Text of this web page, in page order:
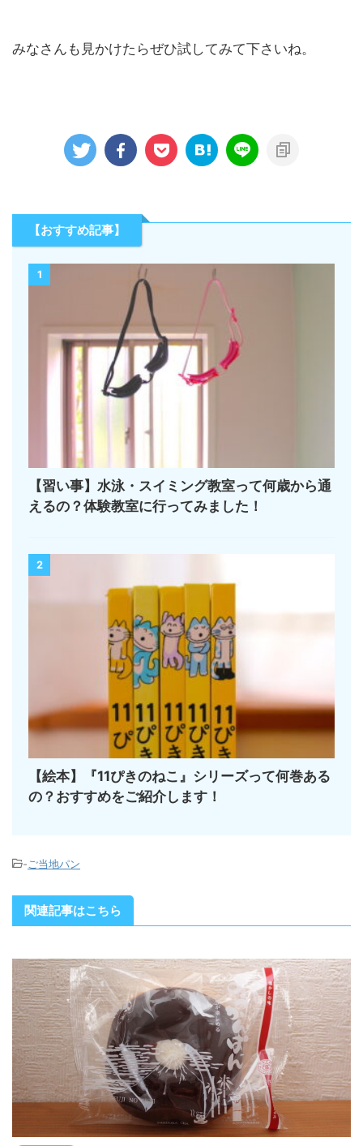
みなさんも見かけたらぜひ試してみて下さいね。
【おすすめ記事】
1
【習い事】水泳・スイミング教室って何歳から通
えるの？体験教室に行ってみました！
2
【絵本】『11ぴきのねこ』シリーズって何巻ある
の？おすすめをご紹介します！
-ご当地パン
関連記事はこちら